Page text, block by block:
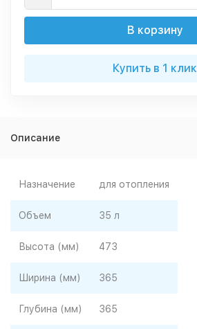
В корзину
Купить в 1 клик
Описание
Назначение для отопления
Объем 35 л
Высота (мм) 473
Ширина (мм) 365
Глубина (мм) 365